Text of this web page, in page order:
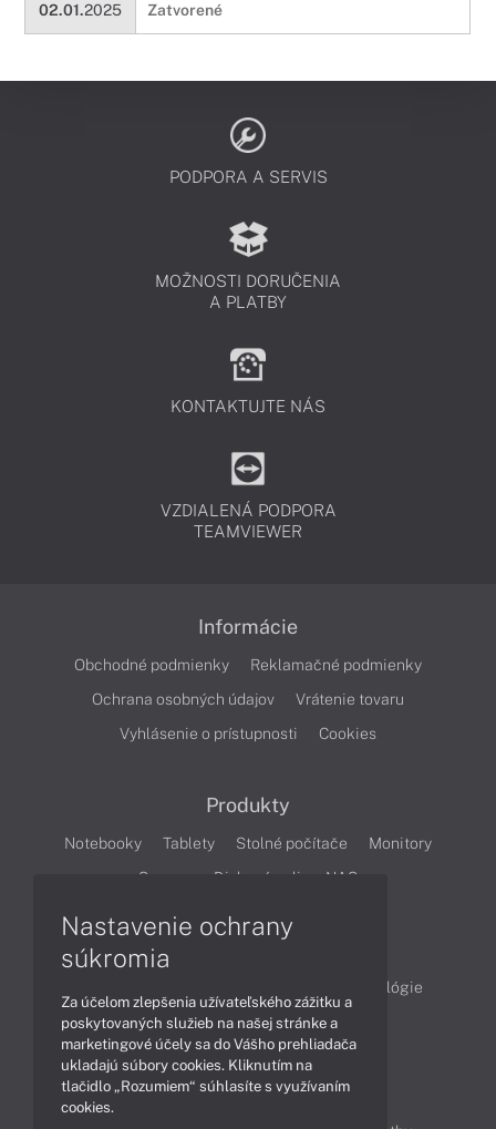
02.01.2025 Zatvorené
PODPORA A SERVIS
MOŽNOSTI DORUČENIA
A PLATBY
KONTAKTUJTE NÁS
VZDIALENÁ PODPORA
TEAMVIEWER
Informácie
Obchodné podmienky
Reklamačné podmienky
Ochrana osobných údajov
Vrátenie tovaru
Vyhlásenie o prístupnosti
Cookies
Produkty
Notebooky Tablety Stolné počítače
Monitory
Servery
Diskové polia a NAS
Technológie
Videá
Obsah
Nastavenie ochrany
súkromia
Za účelom zlepšenia užívateľského zážitku a
poskytovaných služieb na našej stránke a
marketingové účely sa do Vášho prehliadača
ukladajú súbory cookies. Kliknutím na
tlačidlo „Rozumiem“ súhlasíte s využívaním
cookies.